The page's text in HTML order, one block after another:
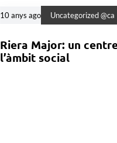
10 anys ago Uncategorized @ca
Riera Major: un
l’àmbit social